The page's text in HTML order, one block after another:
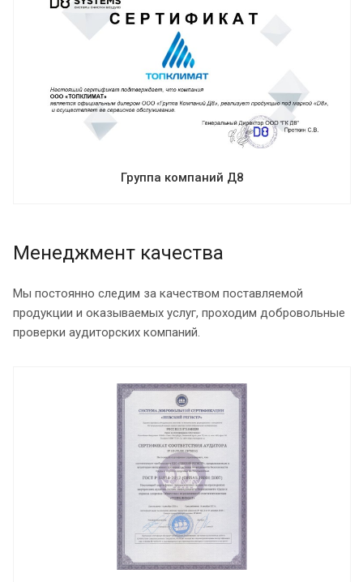
Группа компаний Д8
Менеджмент качества
Мы постоянно следим за качеством поставляемой
продукции и оказываемых услуг, проходим добровольные
проверки аудиторских компаний.